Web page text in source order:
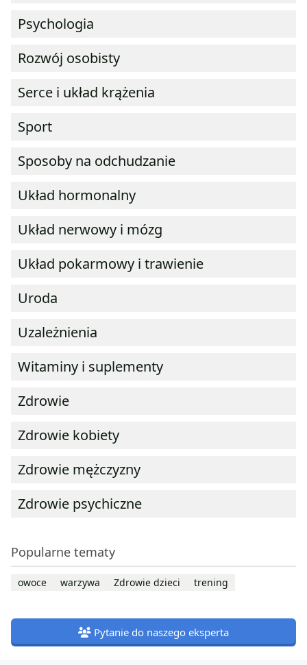
Psychologia
Rozwój osobisty
Serce i układ krążenia
Sport
Sposoby na odchudzanie
Układ hormonalny
Układ nerwowy i mózg
Układ pokarmowy i trawienie
Uroda
Uzależnienia
Witaminy i suplementy
Zdrowie
Zdrowie kobiety
Zdrowie mężczyzny
Zdrowie psychiczne
Popularne tematy
owoce warzywa Zdrowie dzieci trening
Pytanie do naszego eksperta